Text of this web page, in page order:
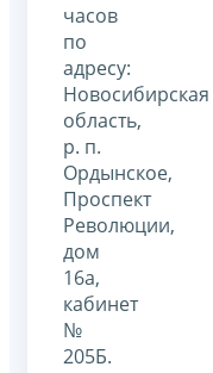
часов
по
адресу:
Новосибирская
область,
р. п.
Ордынское,
Проспект
Революции,
дом
16а,
кабинет
№
205Б.